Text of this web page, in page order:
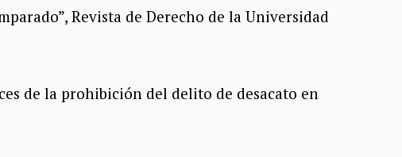
Revista de Derecho de la Universidad
de la prohibición del delito de desacato en